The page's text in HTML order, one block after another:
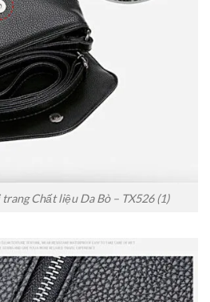
Chất liệu Da Bò – TX526 (1)